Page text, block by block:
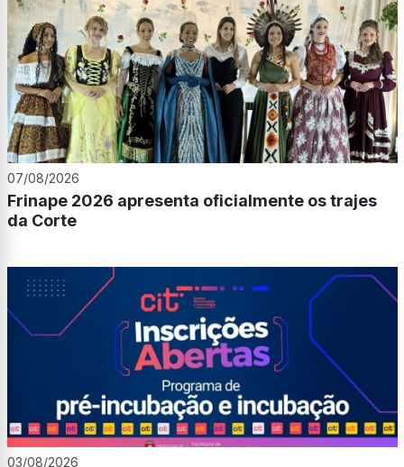
07/08/2026
Frinape 2026 apresenta oficialmente os trajes
da Corte
03/08/2026